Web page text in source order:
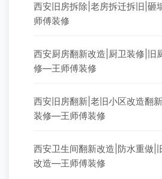
西安旧房拆除|老房拆迁拆旧|
师傅装修
西安厨房翻新改造|厨卫装修|旧
修—王师傅装修
西安旧房翻新|老旧小区改造翻
装修—王师傅装修
西安卫生间翻新改造|防水重做|
改造—王师傅装修